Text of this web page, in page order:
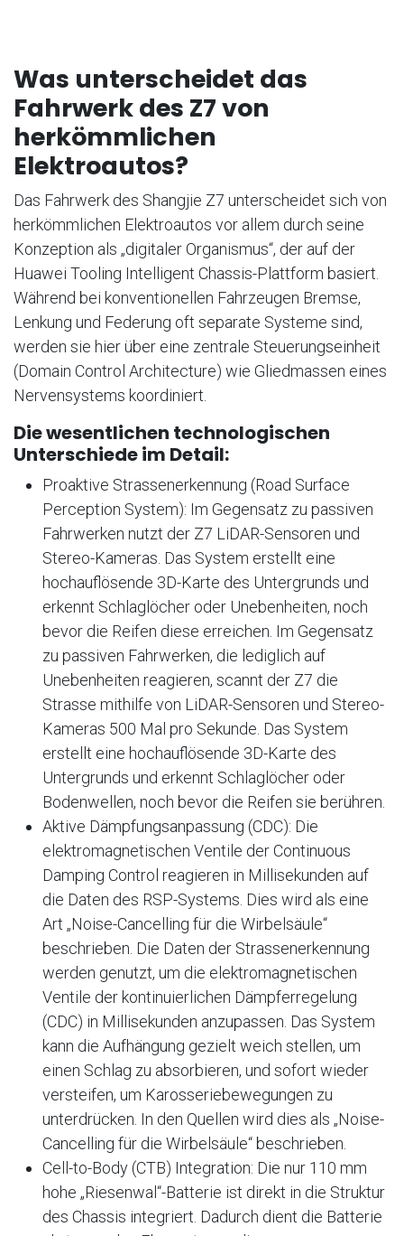
Was unterscheidet das
Fahrwerk des Z7 von
herkömmlichen
Elektroautos?
Das Fahrwerk des Shangjie Z7 unterscheidet sich von
herkömmlichen Elektroautos vor allem durch seine
Konzeption als „digitaler Organismus“, der auf der
Huawei Tooling Intelligent Chassis-Plattform basiert.
Während bei konventionellen Fahrzeugen Bremse,
Lenkung und Federung oft separate Systeme sind,
werden sie hier über eine zentrale Steuerungseinheit
(Domain Control Architecture) wie Gliedmassen eines
Nervensystems koordiniert.
Die wesentlichen technologischen
Unterschiede im Detail:
Proaktive Strassenerkennung (Road Surface
Perception System): Im Gegensatz zu passiven
Fahrwerken nutzt der Z7 LiDAR-Sensoren und
Stereo-Kameras. Das System erstellt eine
hochauflösende 3D-Karte des Untergrunds und
erkennt Schlaglöcher oder Unebenheiten, noch
bevor die Reifen diese erreichen. Im Gegensatz
zu passiven Fahrwerken, die lediglich auf
Unebenheiten reagieren, scannt der Z7 die
Strasse mithilfe von LiDAR-Sensoren und Stereo-
Kameras 500 Mal pro Sekunde. Das System
erstellt eine hochauflösende 3D-Karte des
Untergrunds und erkennt Schlaglöcher oder
Bodenwellen, noch bevor die Reifen sie berühren.
Aktive Dämpfungsanpassung (CDC): Die
elektromagnetischen Ventile der Continuous
Damping Control reagieren in Millisekunden auf
die Daten des RSP-Systems. Dies wird als eine
Art „Noise-Cancelling für die Wirbelsäule“
beschrieben. Die Daten der Strassenerkennung
werden genutzt, um die elektromagnetischen
Ventile der kontinuierlichen Dämpferregelung
(CDC) in Millisekunden anzupassen. Das System
kann die Aufhängung gezielt weich stellen, um
einen Schlag zu absorbieren, und sofort wieder
versteifen, um Karosseriebewegungen zu
unterdrücken. In den Quellen wird dies als „Noise-
Cancelling für die Wirbelsäule“ beschrieben.
Cell-to-Body (CTB) Integration: Die nur 110 mm
hohe „Riesenwal“-Batterie ist direkt in die Struktur
des Chassis integriert. Dadurch dient die Batterie